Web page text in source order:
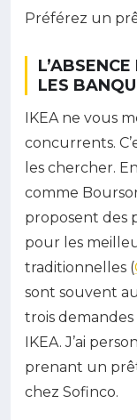
Préférez un
LES
IKEA ne vous
concurrents.
les chercher.
comme
proposent des
pour les
traditionnelles (
sont souvent
trois
IKEA. J’ai
prenant un
chez Sofinco.